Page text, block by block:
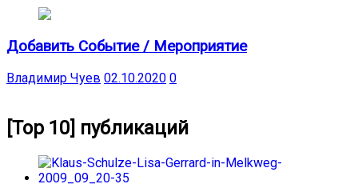
Добавить Событие / Мероприятие
Владимир Чуев 02.10.2020 0
[Top 10] публикаций